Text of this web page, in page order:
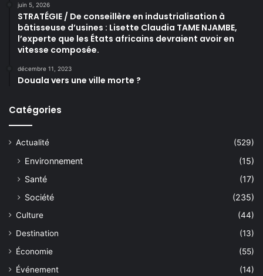
juin 5, 2026
STRATÉGIE / De conseillère en industrialisation à
bâtisseuse d’usines : Lisette Claudia TAME NJAMBE,
l’experte que les États africains devraient avoir en
vitesse composée.
décembre 11, 2023
Douala vers une ville morte ?
Catégories
Actualité (529)
Environnement
(15)
Santé
(17)
Société
(235)
Culture
(44)
Destination
(13)
Économie
(55)
Événement
(14)